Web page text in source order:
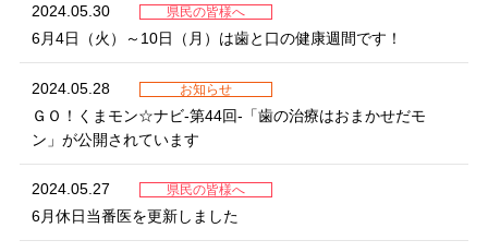
2024.05.30 県民の皆様へ
6月4日（火）～10日（月）は歯と口の健康週間です！
2024.05.28 お知らせ
ＧＯ！くまモン☆ナビ-第44回-「歯の治療はおまかせだモ
ン」が公開されています
2024.05.27 県民の皆様へ
6月休日当番医を更新しました